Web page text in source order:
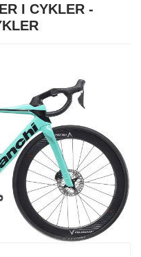
I CYKLER -